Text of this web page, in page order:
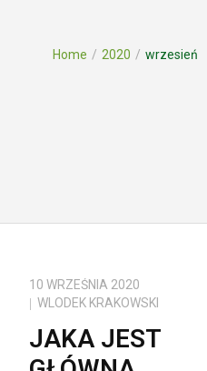
Home / 2020 / wrzesień
10 WRZEŚNIA 2020
WLODEK KRAKOWSKI
JAKA JEST